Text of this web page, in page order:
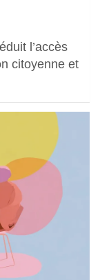
l’accès
citoyenne et